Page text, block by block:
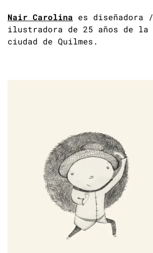
Nair Carolina es diseñadora /
ilustradora de 25 años de la
ciudad de Quilmes.